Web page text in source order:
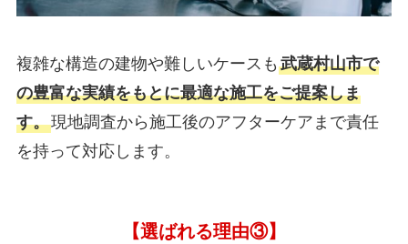
複雑な構造の建物や難しいケースも 武蔵村山市で
の豊富な実績をもとに最適な施工をご提案しま
す。現地調査から施工後のアフターケアまで責任
を持って対応します。
【選ばれる理由③】